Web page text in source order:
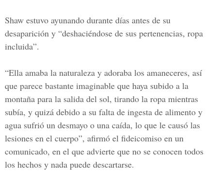
Shaw estuvo ayunando durante días antes de su
desaparición y “deshaciéndose de sus pertenencias, ropa
incluida”.
“Ella amaba la naturaleza y adoraba los amaneceres, así
que parece bastante imaginable que haya subido a la
montaña para la salida del sol, tirando la ropa mientras
subía, y quizá debido a su falta de ingesta de alimento y
agua sufrió un desmayo o una caída, lo que le causó las
lesiones en el cuerpo”, afirmó el fideicomiso en un
comunicado, en el que advierte que no se conocen todos
los hechos y nada puede descartarse.